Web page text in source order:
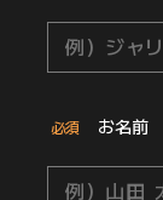
必須 お名前